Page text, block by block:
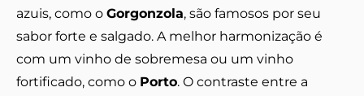
azuis, como o Gorgonzola, são famosos por seu
sabor forte e salgado. A melhor harmonização é
com um vinho de sobremesa ou um vinho
fortificado, como o Porto. O contraste entre a